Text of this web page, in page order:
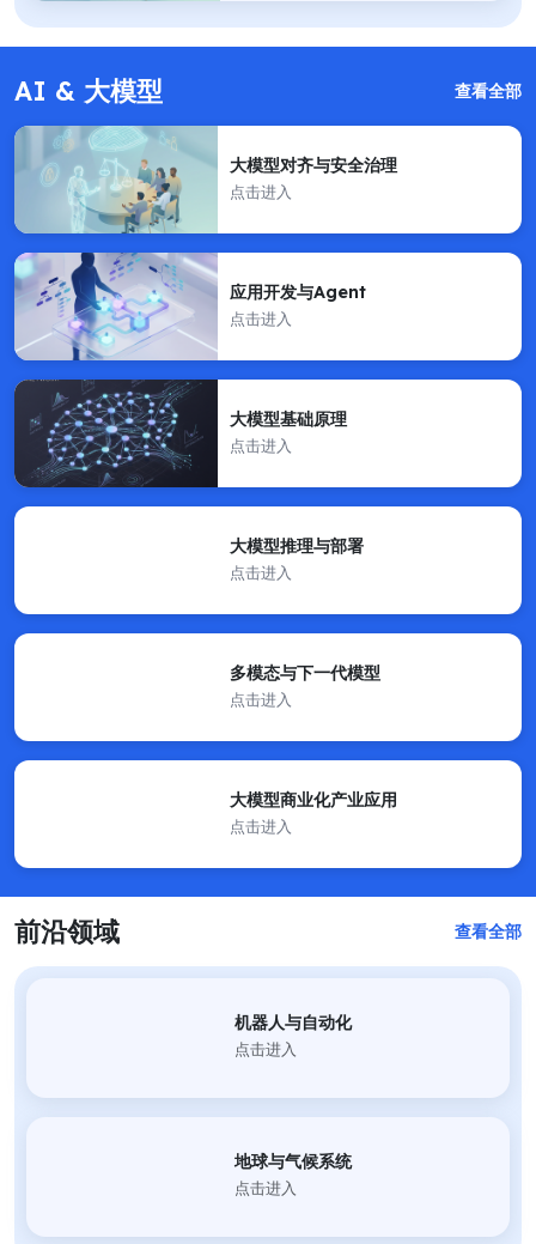
AI & 大模型 查看全部
大模型对齐与安全治理
点击进入
应用开发与Agent
点击进入
大模型基础原理
点击进入
大模型推理与部署
点击进入
多模态与下一代模型
点击进入
大模型商业化产业应用
点击进入
前沿领域 查看全部
机器人与自动化
点击进入
地球与气候系统
点击进入